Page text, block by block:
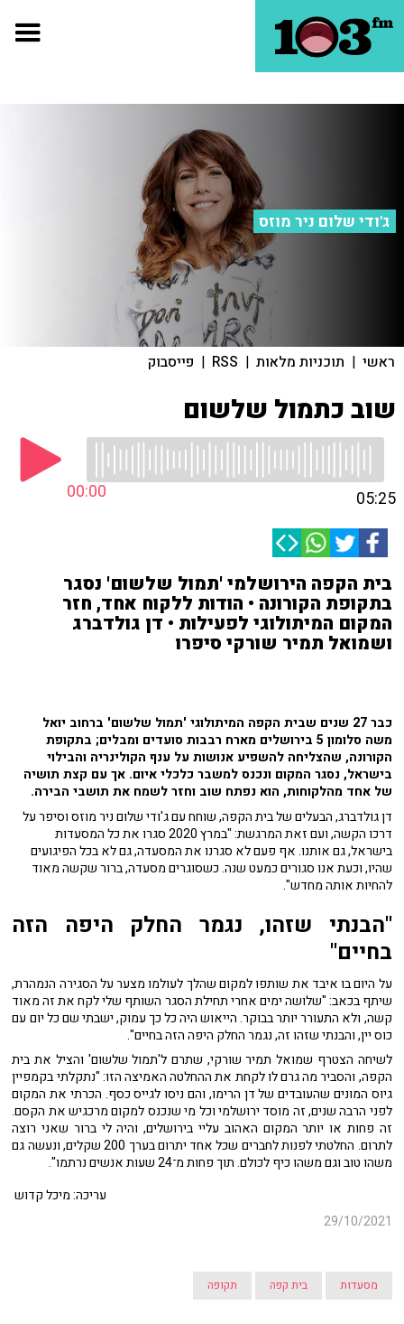
ג'ודי שלום ניר מוזס
ראשי | תוכניות מלאות |
RSS
| פייסבוק
שוב כתמול שלשום
00:00 05:25
בית הקפה הירושלמי 'תמול שלשום' נסגר
בתקופת הקורונה • הודות ללקוח אחד, חזר
המקום המיתולוגי לפעילות • דן גולדברג
ושמואל תמיר שורקי סיפרו
כבר 27 שנים שבית הקפה המיתולוגי 'תמול שלשום' ברחוב יואל
משה סלומון 5 בירושלים מארח רבבות סועדים ומבלים; בתקופת
הקורונה, שהצליחה להשפיע אנושות על ענף הקולינריה והבילוי
בישראל, נסגר המקום ונכנס למשבר כלכלי איום. אך עם קצת תושיה
של אחד מהלקוחות, הוא נפתח שוב וחזר לשמח את תושבי הבירה.
דן גולדברג, הבעלים של בית הקפה, שוחח עם ג'ודי שלום ניר מוזס וסיפר על
דרכו הקשה, ועם זאת המרגשת: "במרץ 2020 סגרו את כל המסעדות
בישראל, גם אותנו. אף פעם לא סגרנו את המסעדה, גם לא בכל הפיגועים
שהיו, וכעת אנו סגורים כמעט שנה. כשסוגרים מסעדה, ברור שקשה מאוד
להחיות אותה מחדש".
"הבנתי שזהו, נגמר החלק היפה הזה
בחיים"
על היום בו איבד את שותפו למקום שהלך לעולמו מצער על הסגירה הנמהרת,
שיתף בכאב: "שלושה ימים אחרי תחילת הסגר השותף שלי לקח את זה מאוד
קשה, ולא התעורר יותר בבוקר. הייאוש היה כל כך עמוק, ישבתי שם כל יום עם
כוס יין, והבנתי שזהו זה, נגמר החלק היפה הזה בחיים".
לשיחה הצטרף שמואל תמיר שורקי, שתרם ל'תמול שלשום' והציל את בית
הקפה, והסביר מה גרם לו לקחת את ההחלטה האמיצה הזו: "נתקלתי בקמפיין
גיוס המונים שהעובדים של דן הרימו, והם ניסו לגייס כסף. הכרתי את המקום
לפני הרבה שנים, זה מוסד ירושלמי וכל מי שנכנס למקום מרכגיש את הקסם.
זה פחות או יותר המקום האהוב עליי בירושלים, והיה לי ברור שאני רוצה
לתרום. החלטתי לפנות לחברים שכל אחד יתרום בערך 200 שקלים, ונעשה גם
משהו טוב וגם משהו כיף לכולם. תוך פחות מ־24 שעות אנשים נרתמו".
עריכה: מיכל קדוש
29/10/2021
מסעדות בית קפה תקופה